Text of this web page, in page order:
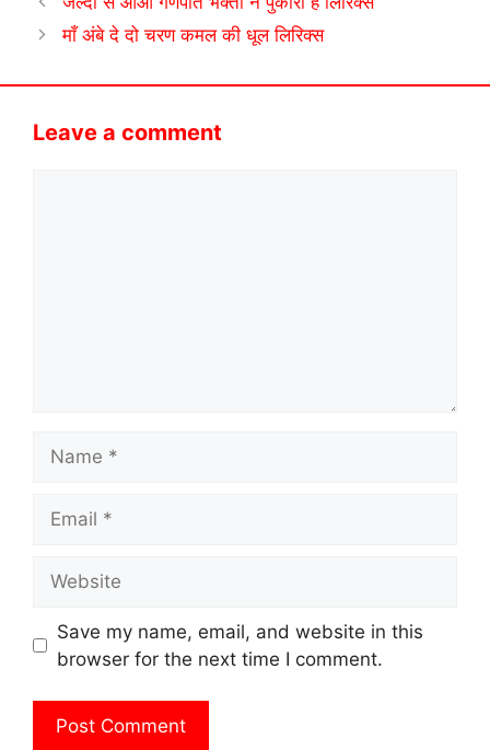
माँ अंबे दे दो चरण कमल की धूल लिरिक्स
Leave a comment
Save my name, email, and website in this
browser for the next time I comment.